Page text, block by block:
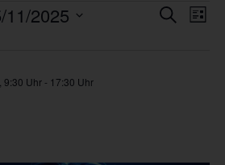
SucheListe
11/2025
9:30 Uhr- 17:30 Uhr